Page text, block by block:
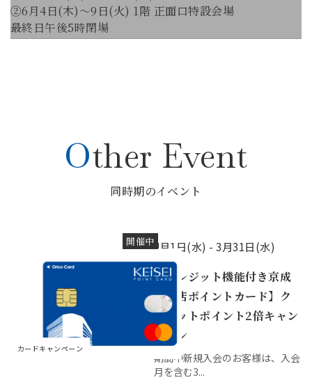
②6月4日(木)～9日(火) 1階 正面口特設会場
最終日午後5時閉場
Other Event
同時期のイベント
開催中
カードキャンペーン
4月1日(水) -3月31日(水)
【クレジット機能付き京成
百貨店ポイントカード】ク
レジットポイント2倍キャン
ペーン
期間中新規入会のお客様は、入会
月を含む3...